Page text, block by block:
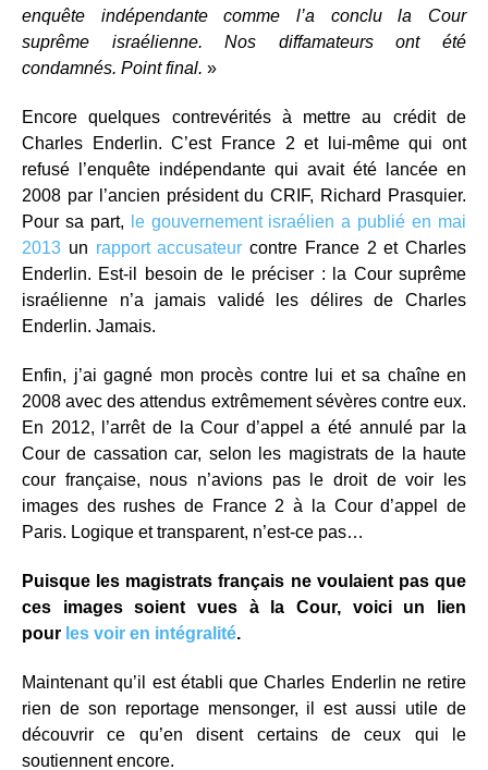
enquête indépendante comme l’a conclu la Cour
suprême israélienne. Nos diffamateurs ont été
condamnés. Point final. »
Encore quelques contrevérités à mettre au crédit de
Charles Enderlin. C’est France 2 et lui-même qui ont
refusé l’enquête indépendante qui avait été lancée en
2008 par l’ancien président du CRIF, Richard Prasquier.
Pour sa part,
le gouvernement israélien a publié en mai
2013 un rapport accusateur contre France 2 et Charles
Enderlin. Est-il besoin de le préciser : la Cour suprême
israélienne n’a jamais validé les délires de Charles
Enderlin. Jamais.
Enfin, j’ai gagné mon procès contre lui et sa chaîne en
2008 avec des attendus extrêmement sévères contre eux.
En 2012, l’arrêt de la Cour d’appel a été annulé par la
Cour de cassation car, selon les magistrats de la haute
cour française, nous n’avions pas le droit de voir les
images des rushes de France 2 à la Cour d’appel de
Paris. Logique et transparent, n’est-ce pas…
Puisque les magistrats français ne voulaient pas que
ces images soient vues à la Cour, voici un lien
pour les voir en intégralité.
Maintenant qu’il est établi que Charles Enderlin ne retire
rien de son reportage mensonger, il est aussi utile de
découvrir ce qu’en disent certains de ceux qui le
soutiennent encore.